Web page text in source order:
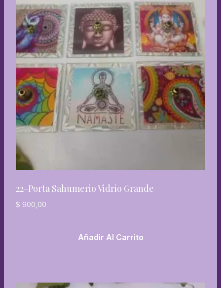
22-Porta Sahumerio Vidrio Grande
$ 900,00
Añadir Al Carrito